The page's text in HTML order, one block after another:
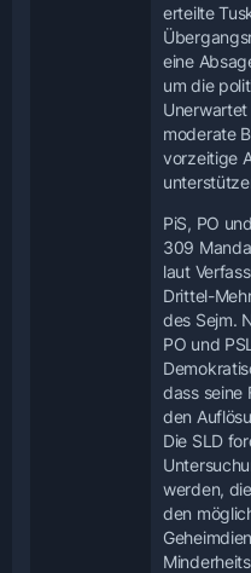
erteilte
eine
um die
moderate
vorzeitige
PiS, PO
309
laut
Drittel-
des Sejm.
PO und
dass seine
den
Die SLD
werden,
den